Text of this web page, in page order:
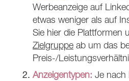
Werbeanzeige auf
etwas weniger als auf
Sie hier die Plattformen
Zielgruppe ab um das
Preis-/
Anzeigentypen: Je nach